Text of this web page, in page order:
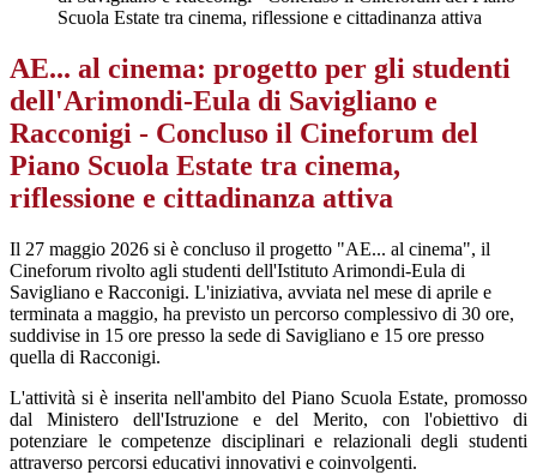
Scuola Estate tra cinema, riflessione e cittadinanza attiva
AE... al cinema: progetto per gli studenti
dell'Arimondi-Eula di Savigliano e
Racconigi - Concluso il Cineforum del
Piano Scuola Estate tra cinema,
riflessione e cittadinanza attiva
Il 27 maggio 2026 si è concluso il progetto "AE... al cinema", il
Cineforum rivolto agli studenti dell'Istituto Arimondi-Eula di
Savigliano e Racconigi. L'iniziativa, avviata nel mese di aprile e
terminata a maggio, ha previsto un percorso complessivo di 30 ore,
suddivise in 15 ore presso la sede di Savigliano e 15 ore presso
quella di Racconigi.
L'attività si è inserita nell'ambito del Piano Scuola Estate, promosso
dal Ministero dell'Istruzione e del Merito, con l'obiettivo di
potenziare le competenze disciplinari e relazionali degli studenti
attraverso percorsi educativi innovativi e coinvolgenti.